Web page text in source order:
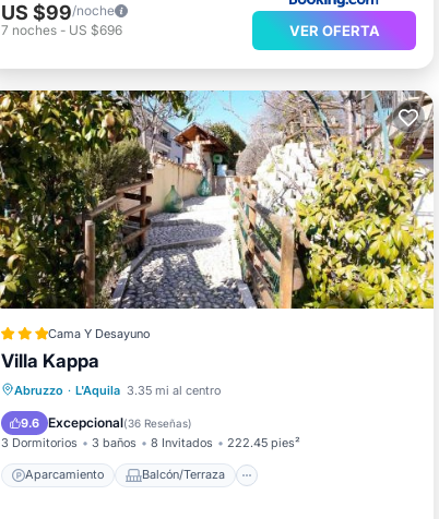
US $99/noche
7 noches - US $696 VER OFERTA
Cama Y Desayuno
Villa Kappa
Abruzzo · L'Aquila 3.35 mi al centro
9.6 Excepcional(36 Reseñas)
3 Dormitorios 3 baños 8 Invitados 222.45 pies²
Aparcamiento Balcón/Terraza
Aparcamiento
Balcón/Terraza
Vistas
Cocina